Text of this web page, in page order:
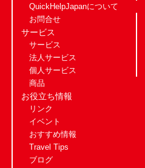
QuickHelpJapanについて
お問合せ
サービス
サービス
法人サービス
個人サービス
商品
お役立ち情報
リンク
イベント
おすすめ情報
Travel Tips
ブログ